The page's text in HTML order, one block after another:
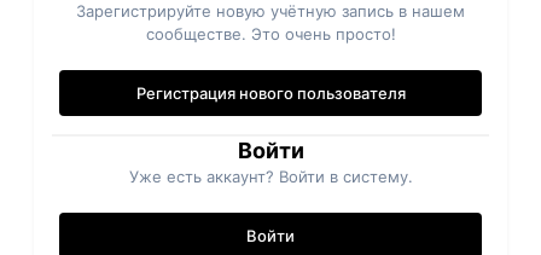
Зарегистрируйте новую учётную запись в нашем
сообществе. Это очень просто!
Регистрация нового пользователя
Войти
Уже есть аккаунт? Войти в систему.
Войти